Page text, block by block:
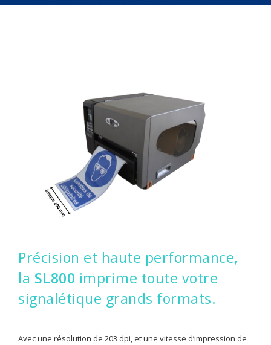
Précision et haute performance,
la SL800 imprime toute votre
signalétique grands formats.
Avec une résolution de 203 dpi, et une vitesse d’impression de